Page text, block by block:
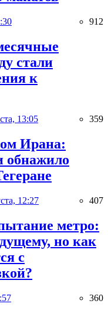
912
стали
к
13:05 359
Ирана:
обнажило
12:27 407
метро:
но как
с
360